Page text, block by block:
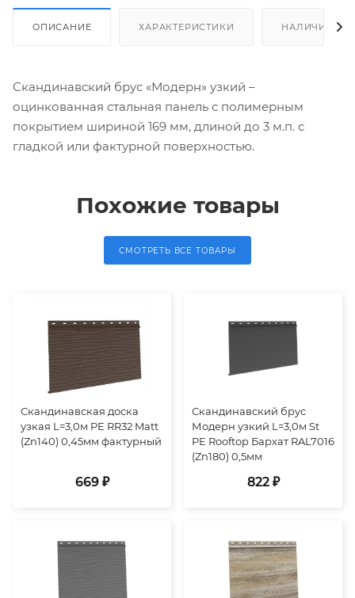
ОПИСАНИЕ ХАРАКТЕРИСТИКИ НАЛИЧИЕ
Скандинавский брус «Модерн» узкий –
оцинкованная стальная панель с полимерным
покрытием шириной 169 мм, длиной до 3 м.п. с
гладкой или фактурной поверхностью.
Похожие товары
СМОТРЕТЬ ВСЕ ТОВАРЫ
Скандинавская доска
узкая L=3,0м PE RR32 Matt
(Zn140) 0,45мм фактурный
669 ₽
Скандинавский брус
Модерн узкий L=3,0м St
PE Rooftop Бархат RAL7016
(Zn180) 0,5мм
822 ₽